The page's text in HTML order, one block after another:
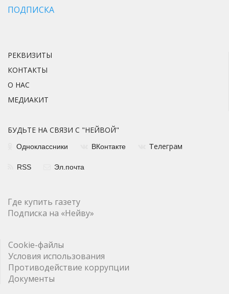
ПОДПИСКА
РЕКВИЗИТЫ
КОНТАКТЫ
О НАС
МЕДИАКИТ
БУДЬТЕ НА СВЯЗИ С "НЕЙВОЙ"
Одноклассники ВКонтакте Телеграм
RSS Эл.почта
Где купить газету
Подписка на «Нейву»
Cookie-файлы
Условия использования
Противодействие коррупции
Документы